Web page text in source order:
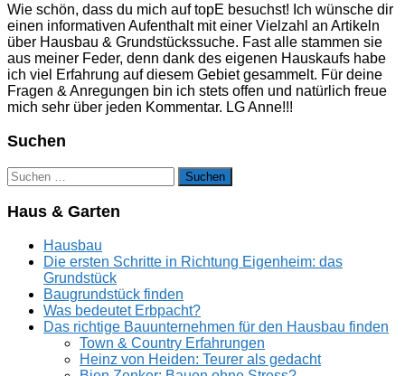
Wie schön, dass du mich auf topE besuchst! Ich wünsche dir
einen informativen Aufenthalt mit einer Vielzahl an Artikeln
über Hausbau & Grundstückssuche. Fast alle stammen sie
aus meiner Feder, denn dank des eigenen Hauskaufs habe
ich viel Erfahrung auf diesem Gebiet gesammelt. Für deine
Fragen & Anregungen bin ich stets offen und natürlich freue
mich sehr über jeden Kommentar. LG Anne!!!
Suchen
Suchen
nach:
Haus & Garten
Hausbau
Die ersten Schritte in Richtung Eigenheim: das
Grundstück
Baugrundstück finden
Was bedeutet Erbpacht?
Das richtige Bauunternehmen für den Hausbau finden
Town & Country Erfahrungen
Heinz von Heiden: Teurer als gedacht